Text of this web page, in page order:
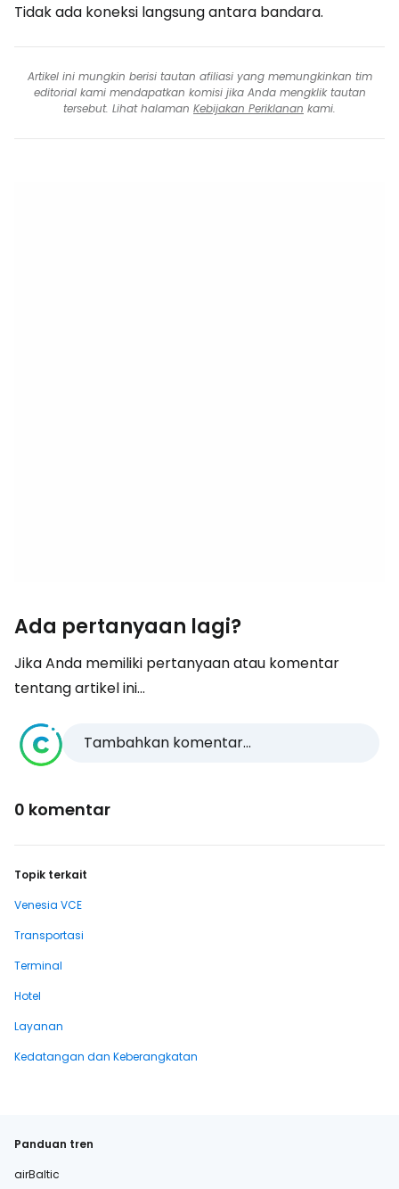
Tidak ada koneksi langsung antara bandara.
Artikel ini mungkin berisi tautan afiliasi yang memungkinkan tim
editorial kami mendapatkan komisi jika Anda mengklik tautan
tersebut. Lihat halaman Kebijakan Periklanan kami.
Ada pertanyaan lagi?
Jika Anda memiliki pertanyaan atau komentar
tentang artikel ini...
Tambahkan komentar...
0 komentar
Topik terkait
Venesia VCE
Transportasi
Terminal
Hotel
Layanan
Kedatangan dan Keberangkatan
Panduan tren
airBaltic